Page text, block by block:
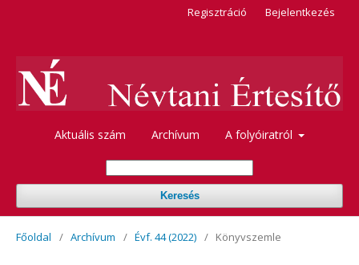
Aktuális szám Archívum A folyóiratról
Keresés
Regisztráció Bejelentkezés
Főoldal / Archívum / Évf. 44 (2022) / Könyvszemle